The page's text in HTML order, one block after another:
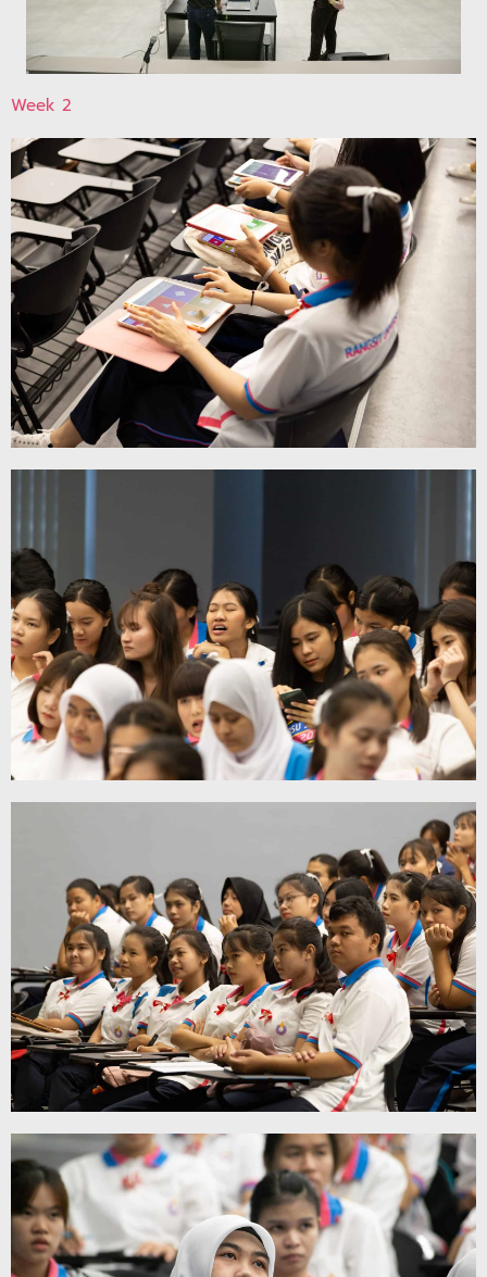
Week 2